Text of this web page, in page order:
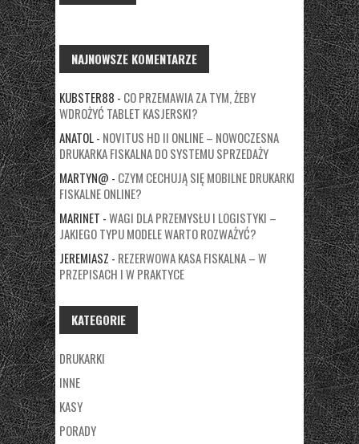
NAJNOWSZE KOMENTARZE
KUBSTER88 - CO PRZEMAWIA ZA TYM, ŻEBY
WDROŻYĆ TABLET KASJERSKI?
ANATOL- NOVITUS HD II ONLINE – NOWOCZESNA
DRUKARKA FISKALNA DO SYSTEMU SPRZEDAŻY
MARTYN@ - CZYM CECHUJĄ SIĘ MOBILNE DRUKARKI
FISKALNE ONLINE?
MARINET -WAGI DLA PRZEMYSŁU I LOGISTYKI –
JAKIEGO TYPU MODELE WARTO ROZWAŻYĆ?
JEREMIASZ - REZERWOWA KASA FISKALNA – W
PRZEPISACH I W PRAKTYCE
KATEGORIE
DRUKARKI
INNE
KASY
PORADY